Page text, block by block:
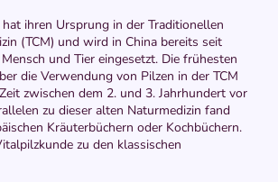
ihren Ursprung in der Traditionellen
(TCM) und wird in China bereits seit
und Tier eingesetzt. Die frühesten
die Verwendung von Pilzen in der TCM
zwischen dem 2. und 3. Jahrhundert vor
zu dieser alten Naturmedizin fand
Kräuterbüchern oder Kochbüchern.
zu den klassischen